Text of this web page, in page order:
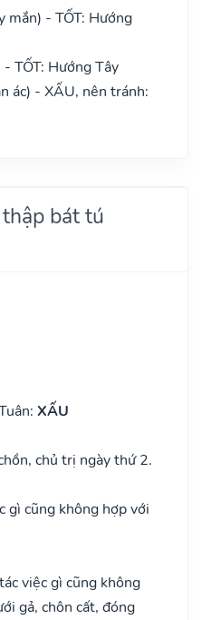
mắn) - TỐT: Hướng
TỐT: Hướng Tây
ác) - XẤU, nên tránh:
bát tú
XẤU
chủ trị ngày thứ 2.
gì cũng không hợp với
việc gì cũng không
gả, chôn cất, đóng